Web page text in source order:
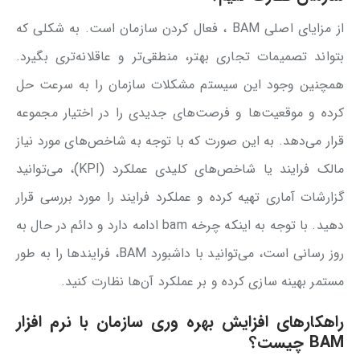
از مزایای اصلی BAM ، فعال کردن سازمان است. به شکلی که
بتواند تصمیمات تجاری بهتر، منطقی‌تر و عاقلانه‌تری بگیرد.
همچنین وجود این سیستم مشکلات سازمان را به سرعت حل
کرده و موقعیت‌ها و فرصت‌های جدیدی را در اختیار مجموعه
قرار می‌دهد. به این صورت که با توجه به شاخص‌های مورد نیاز
مالک فرایند یا شاخص‌های کلیدی عملکرد (KPI)، می‌توانید
گزارشات آماری تهیه کرده و عملکرد فرایند را مورد بررسی قرار
دهید. با توجه به اینکه چرخه bam ادامه دارد و دائم در حال به
روز رسانی است، می‌توانید با داشبورد BAM، فرایندها را به طور
مستمر بهینه سازی کرده و بر عملکرد آن‌ها نظارت کنید.
راهکارهای افزایش بهره‌ وری سازمان با نرم افزار
BAM چیست؟